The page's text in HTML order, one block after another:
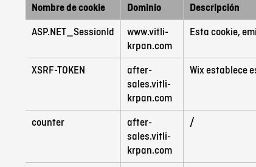
Nombre de cookie Dominio Descripción
ASP.NET_SessionId
www.vitli-
krpan.com
Esta cookie,
XSRF-TOKEN
after-
sales.vitli-
krpan.com
Wix establece
counter
after-
sales.vitli-
krpan.com
/